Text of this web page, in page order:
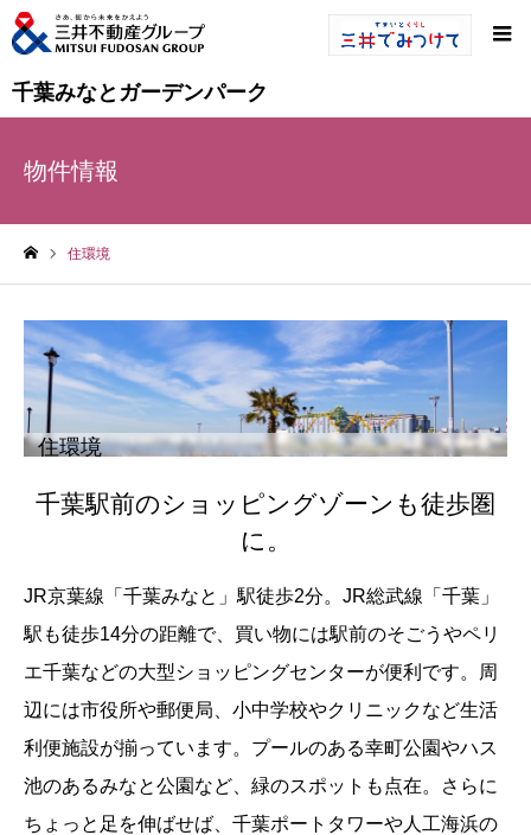
千葉みなとガーデンパーク
物件情報
住環境
住環境
千葉駅前のショッピングゾーンも徒歩圏
に。
JR京葉線「千葉みなと」駅徒歩2分。JR総武線「千葉」
駅も徒歩14分の距離で、買い物には駅前のそごうやペリ
エ千葉などの大型ショッピングセンターが便利です。周
辺には市役所や郵便局、小中学校やクリニックなど生活
利便施設が揃っています。プールのある幸町公園やハス
池のあるみなと公園など、緑のスポットも点在。さらに
ちょっと足を伸ばせば、千葉ポートタワーや人工海浜の